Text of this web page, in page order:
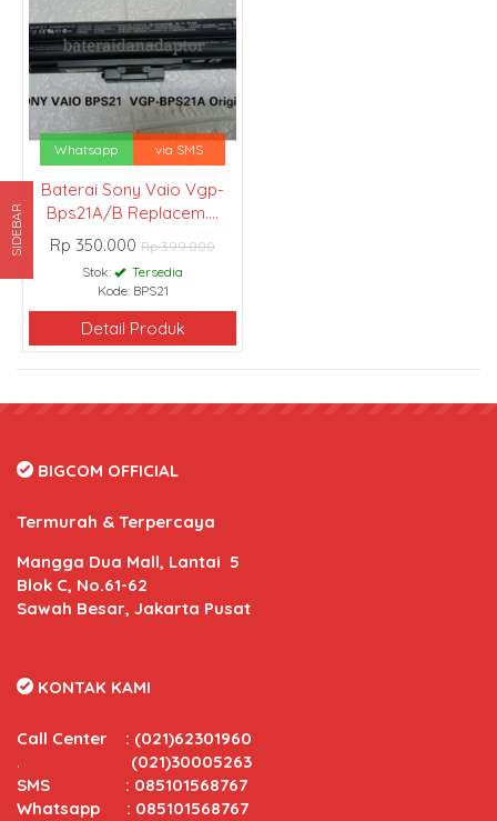
Whatsapp via SMS
Baterai Sony Vaio Vgp-
Bps21A/B Replacem....
Rp 350.000 Rp 399.000
Stok:
Tersedia
Kode: BPS21
Detail Produk
SIDEBAR
BIGCOM OFFICIAL
Termurah & Terpercaya
Mangga Dua Mall, Lantai 5
Blok C, No.61-62
Sawah Besar, Jakarta Pusat
KONTAK KAMI
Call Center : (021)62301960
. (021)30005263
SMS : 085101568767
Whatsapp : 085101568767